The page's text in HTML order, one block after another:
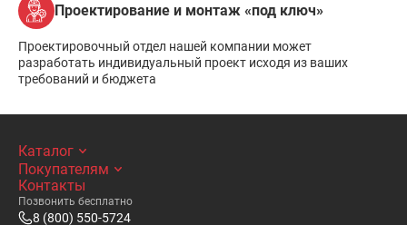
Проектирование и монтаж «под ключ»
Проектировочный отдел нашей компании может
разработать индивидуальный проект исходя из ваших
требований и бюджета
Каталог
Покупателям
Контакты
Позвонить бесплатно
8 (800) 550-5724